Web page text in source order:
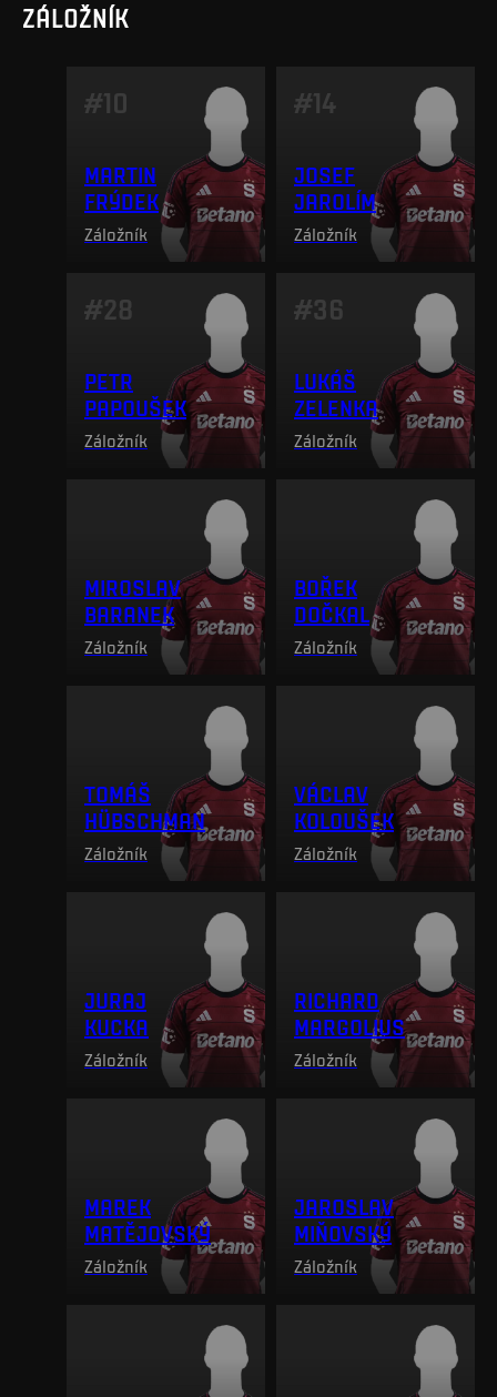
ZÁLOŽNÍK
#10
MARTIN
FRÝDEK
Záložník
#14
JOSEF
JAROLÍM
Záložník
#28
PETR
PAPOUŠEK
Záložník
#36
LUKÁŠ
ZELENKA
Záložník
MIROSLAV
BARANEK
Záložník
BOŘEK
DOČKAL
Záložník
TOMÁŠ
HÜBSCHMAN
Záložník
VÁCLAV
KOLOUŠEK
Záložník
JURAJ
KUCKA
Záložník
RICHARD
MARGOLIUS
Záložník
MAREK
MATĚJOVSKÝ
Záložník
JAROSLAV
MIŇOVSKÝ
Záložník